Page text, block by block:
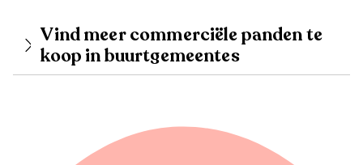
Vind meer commerciële panden te
koop in buurtgemeentes